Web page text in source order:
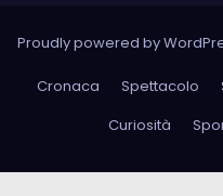
Proudly powered by
Cronaca Spettacolo
Curiosità